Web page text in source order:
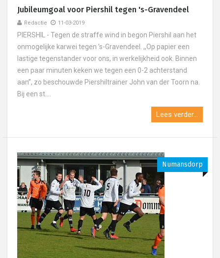
Jubileumgoal voor Piershil tegen 's-Gravendeel
Redactie 11-03-2019
PIERSHIL - Tegen de straffe wind in begon Piershil aan het
onmogelijke karwei tegen ’s-Gravendeel. ,,Op papier een
lastige tegenstander voor ons, in werkelijkheid ook. Binnen
een paar minuten keken we tegen een 0-2 achterstand
aan”, zo beschouwde Piershiltrainer John van der Toorn na.
Bij een st....
Lees verder...
Numansdorp